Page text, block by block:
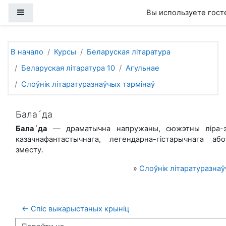
Вы используете
В начало Курсы
Беларуская літаратура
Беларуская літаратура 10
Агульнае
Слоўнік літаратуразнаўчых тэрмінаў
Бала´да
Бала´да — драматычна напружаны, сюжэтны ліра-
казачнафантастычнага, легендарна-гістарычнага
зместу.
» Слоўнік
← Спіс выкарыстаных крыніц